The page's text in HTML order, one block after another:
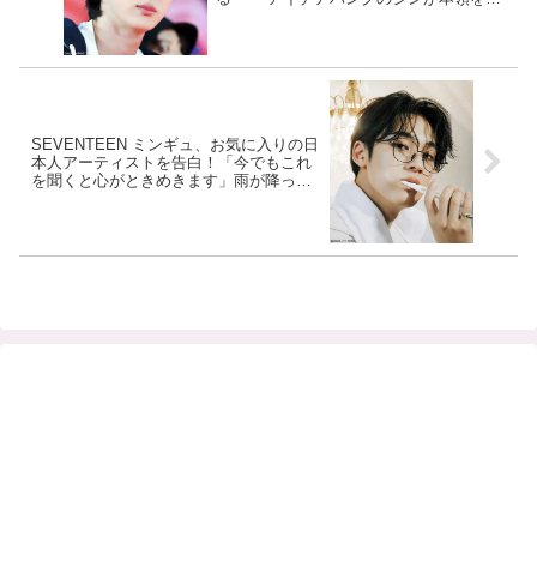
SEVENTEEN ミンギュ、お気に入りの日
本人アーティストを告白！「今でもこれ
を聞くと心がときめきます」雨が降って